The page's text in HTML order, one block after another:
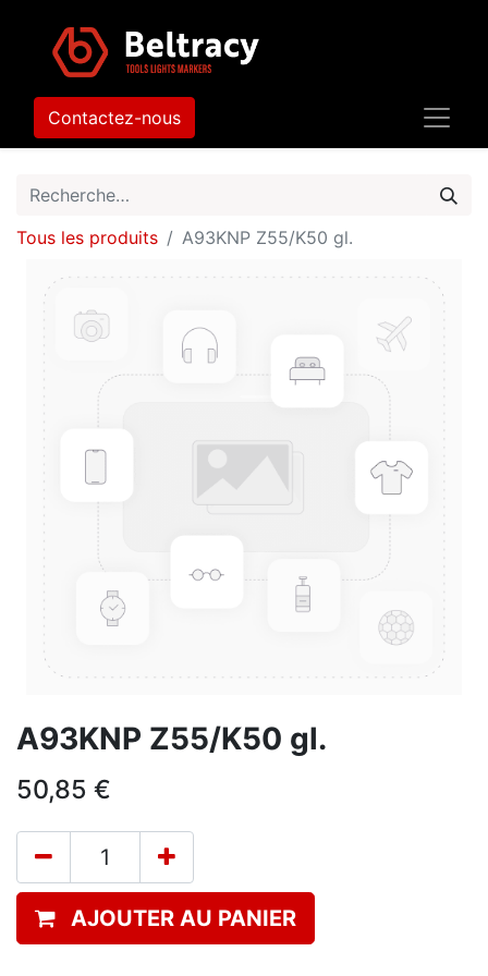
Contactez-nous
Tous les produits A93KNP Z55/K50 gl.
A93KNP Z55/K50 gl.
50,85 €
AJOUTER AU PANIER